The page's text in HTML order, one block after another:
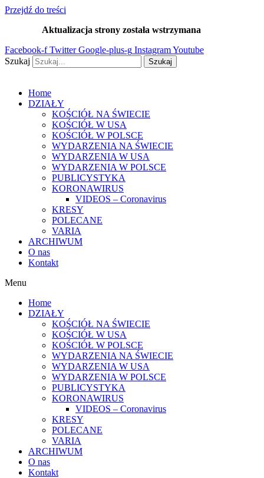
Przejdź do treści
Aktualizacja strony została wstrzymana
Facebook-f Twitter Google-plus-g InstagramYoutube
Szukaj
Szukaj
Home
DZIAŁY
KOŚCIÓŁ NA ŚWIECIE
KOŚCIÓŁ W USA
KOŚCIÓŁ W POLSCE
WYDARZENIA NA ŚWIECIE
WYDARZENIA W USA
WYDARZENIA W POLSCE
PUBLICYSTYKA
KORONAWIRUS
VIDEOS – Coronavirus
KRESY
POLECANE
VARIA
ARCHIWUM
O nas
Kontakt
Menu
Home
DZIAŁY
KOŚCIÓŁ NA ŚWIECIE
KOŚCIÓŁ W USA
KOŚCIÓŁ W POLSCE
WYDARZENIA NA ŚWIECIE
WYDARZENIA W USA
WYDARZENIA W POLSCE
PUBLICYSTYKA
KORONAWIRUS
VIDEOS – Coronavirus
KRESY
POLECANE
VARIA
ARCHIWUM
O nas
Kontakt